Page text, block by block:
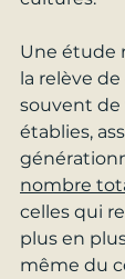
Une étude
la relève
souvent de
établies,
nombre
celles qui
plus en
même du